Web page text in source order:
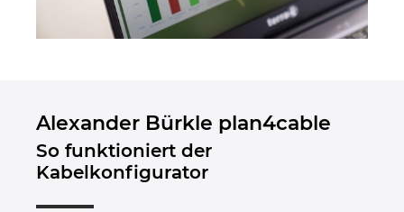
Alexander Bürkle plan4cable
So funktioniert der
Kabelkonfigurator